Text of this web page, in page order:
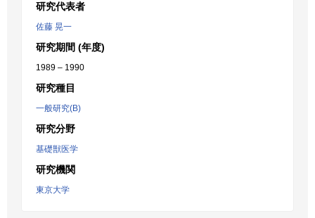
研究代表者
佐藤 晃一
研究期間 (年度)
1989 – 1990
研究種目
一般研究(B)
研究分野
基礎獣医学
研究機関
東京大学